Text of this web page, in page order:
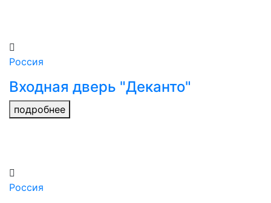
Россия
Входная дверь "Деканто"
подробнее
Россия